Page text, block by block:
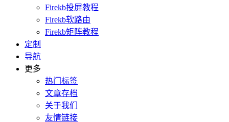
Firekb投屏教程
Firekb软路由
Firekb矩阵教程
定制
导航
更多
热门标签
文章存档
关于我们
友情链接